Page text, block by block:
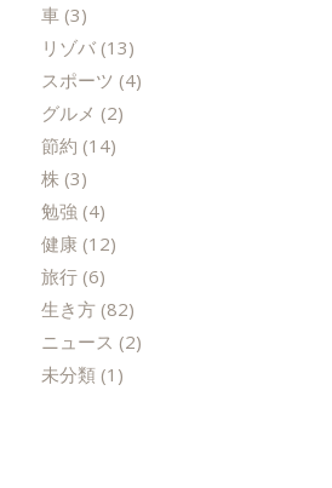
車(3)
リゾバ(13)
スポーツ (4)
グルメ (2)
節約 (14)
株(3)
勉強 (4)
健康 (12)
旅行(6)
生き方(82)
ニュース (2)
未分類(1)